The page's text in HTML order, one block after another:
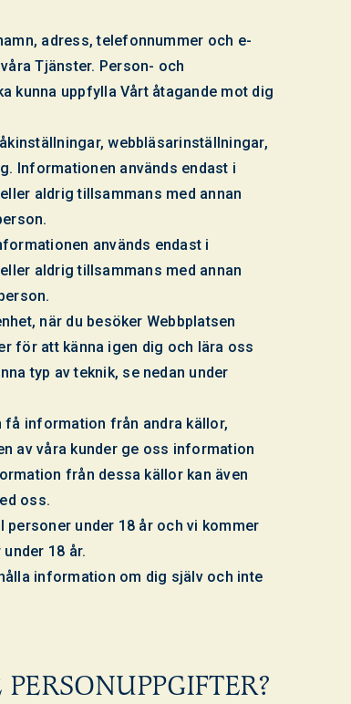
adress, telefonnummer och e-
Tjänster. Person- och
kunna uppfylla Vårt åtagande mot dig
webbläsarinställningar,
Informationen används endast i
aldrig tillsammans med annan
används endast i
aldrig tillsammans med annan
när du besöker Webbplatsen
för att känna igen dig och lära oss
typ av teknik, se nedan under
få information från andra källor,
av våra kunder ge oss information
från dessa källor kan även
oss.
under 18 år och vi kommer
18 år.
information om dig själv och inte